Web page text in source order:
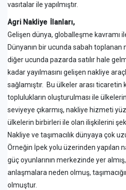
vasıtalar ile yapılmıştır.
Agri Nakliye İlanları,
Gelişen dünya, globalleşme kavramı
Dünyanın bir ucunda sabah toplanan
diğer ucunda pazarda satılır hale
kadar yayılmasını gelişen nakliye
sağlamıştır. Bu ülkeler arası ticaretin
toplulukların oluşturulması ile
seviyeye çıkarmış, nakliye hizmeti
ülkelerin birbirleri ile olan ilişkilerini
Nakliye ve taşımacılık dünyaya çok
Örneğin İpek yolu üzerinden yapılan
güç oyunlarının merkezinde yer
anlaşmalara neden olmuş,
olmuştur.